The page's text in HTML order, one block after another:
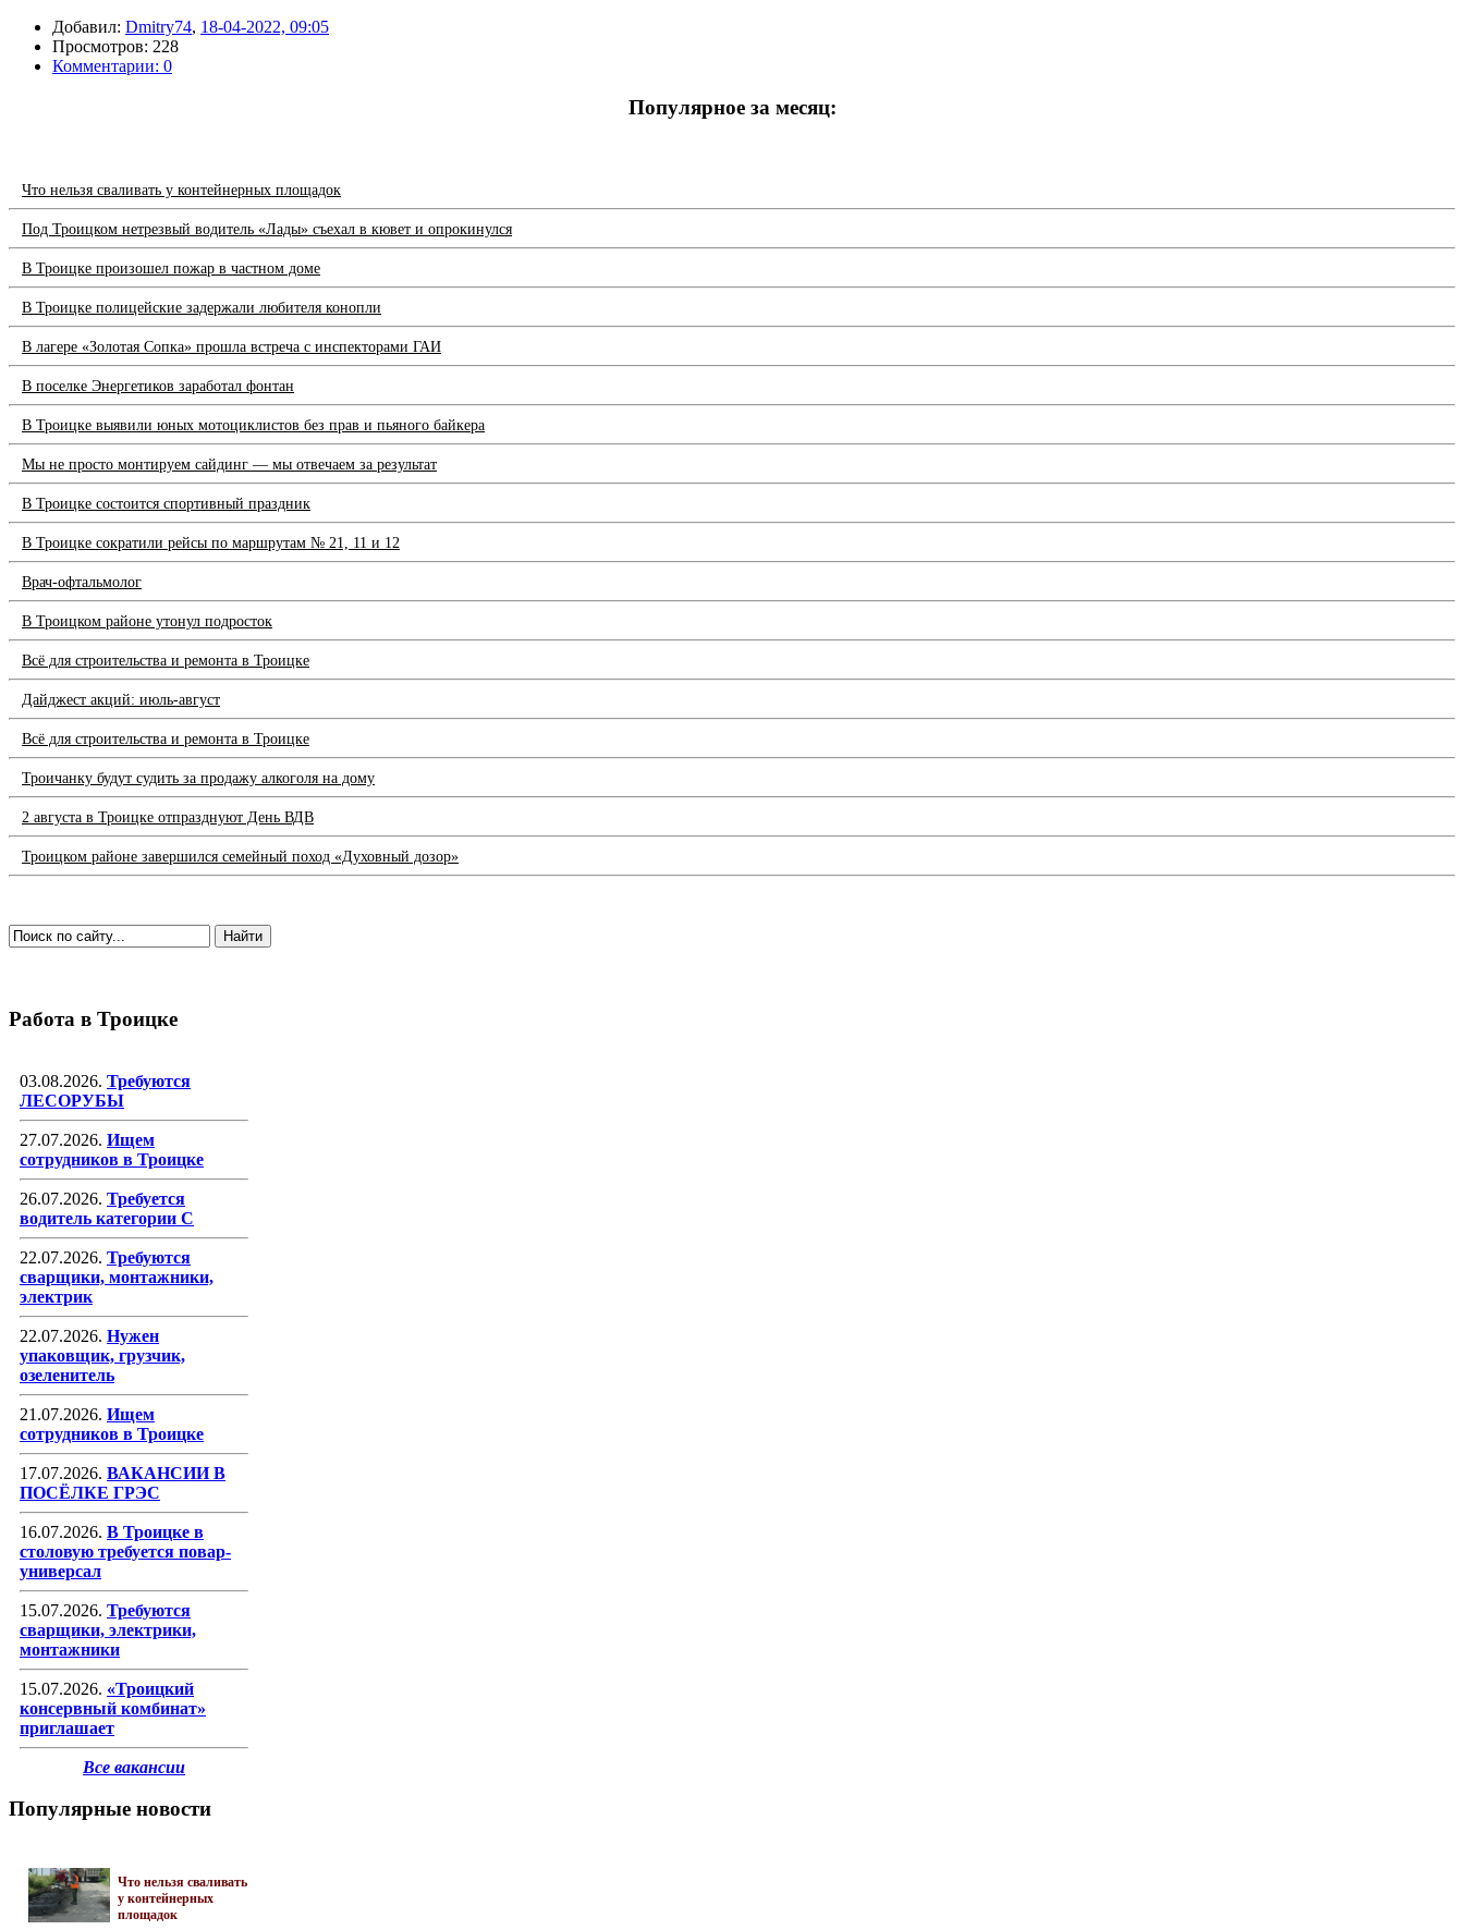
Добавил: Dmitry74, 18-04-2022, 09:05
Просмотров: 228
Комментарии: 0
Популярное за месяц:
Что нельзя сваливать у контейнерных площадок
Под Троицком нетрезвый водитель «Лады» съехал в кювет и опрокинулся
В Троицке произошел пожар в частном доме
В Троицке полицейские задержали любителя конопли
В лагере «Золотая Сопка» прошла встреча с инспекторами ГАИ
В поселке Энергетиков заработал фонтан
В Троицке выявили юных мотоциклистов без прав и пьяного байкера
Мы не просто монтируем сайдинг — мы отвечаем за результат
В Троицке состоится спортивный праздник
В Троицке сократили рейсы по маршрутам № 21, 11 и 12
Врач-офтальмолог
В Троицком районе утонул подросток
Всё для строительства и ремонта в Троицке
Дайджест акций: июль-август
Всё для строительства и ремонта в Троицке
Троичанку будут судить за продажу алкоголя на дому
2 августа в Троицке отпразднуют День ВДВ
Троицком районе завершился семейный поход «Духовный дозор»
Работа в Троицке
03.08.2026. Требуются
ЛЕСОРУБЫ
27.07.2026. Ищем
сотрудников в Троицке
26.07.2026. Требуется
водитель категории С
22.07.2026. Требуются
сварщики, монтажники,
электрик
22.07.2026. Нужен
упаковщик, грузчик,
озеленитель
21.07.2026. Ищем
сотрудников в Троицке
17.07.2026. ВАКАНСИИ В
ПОСЁЛКЕ ГРЭС
16.07.2026. В Троицке в
столовую требуется повар-
универсал
15.07.2026. Требуются
сварщики, электрики,
монтажники
15.07.2026. «Троицкий
консервный комбинат»
приглашает
Все вакансии
Популярные новости
Что нельзя сваливать
у контейнерных
площадок